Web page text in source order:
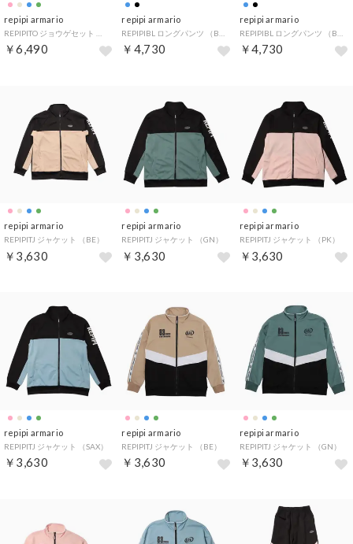
repipi armario
￥6,490
repipi armario
￥4,730
repipi armario
￥4,730
repipi armario
REPIPITJ ジャケット （BE）
￥3,630
repipi armario
REPIPITJ ジャケット （GN）
￥3,630
repipi armario
REPIPITJ ジャケット （PK）
￥3,630
repipi armario
REPIPITJ ジャケット （SAX）
￥3,630
repipi armario
REPIPITJ ジャケット （BE）
￥3,630
repipi armario
REPIPITJ ジャケット （GN）
￥3,630